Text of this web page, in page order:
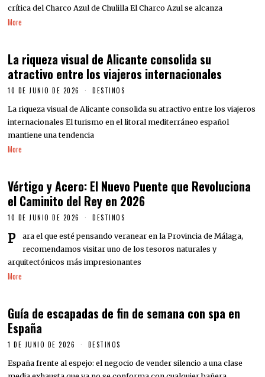
crítica del Charco Azul de Chulilla El Charco Azul se alcanza
More
La riqueza visual de Alicante consolida su
atractivo entre los viajeros internacionales
10 DE JUNIO DE 2026 DESTINOS
La riqueza visual de Alicante consolida su atractivo entre los viajeros
internacionales El turismo en el litoral mediterráneo español
mantiene una tendencia
More
Vértigo y Acero: El Nuevo Puente que Revoluciona
el Caminito del Rey en 2026
10 DE JUNIO DE 2026 DESTINOS
Para el que esté pensando veranear en la Provincia de Málaga,
recomendamos visitar uno de los tesoros naturales y
arquitectónicos más impresionantes
More
Guía de escapadas de fin de semana con spa en
España
1 DE JUNIO DE 2026 DESTINOS
España frente al espejo: el negocio de vender silencio a una clase